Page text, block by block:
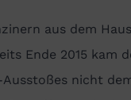
aus dem
Ende 2015 kam
Ausstoßes nicht